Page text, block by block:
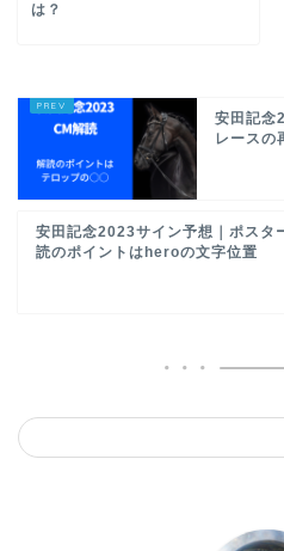
は？
安田記念
レースの
安田記念2023サイン予想｜ポスタ
読のポイントはheroの文字位置